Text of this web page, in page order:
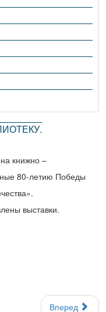
книжно –
80-летию Победы
выставки.
Вперед